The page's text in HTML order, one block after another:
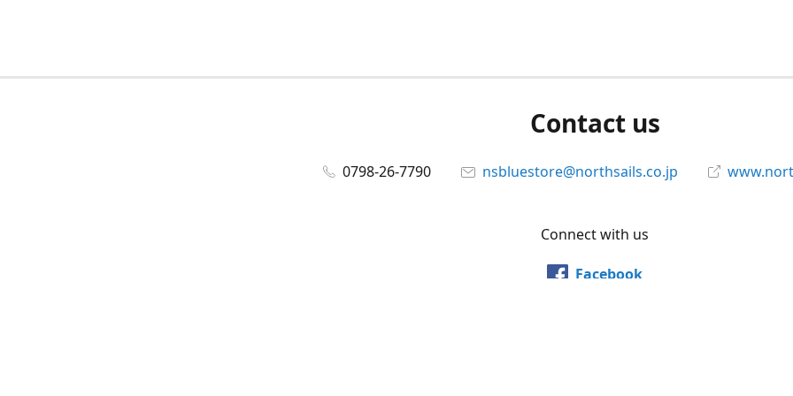
Contact us
0798-26-7790 nsbluestore@northsails.co.jp
Connect with us
Facebook